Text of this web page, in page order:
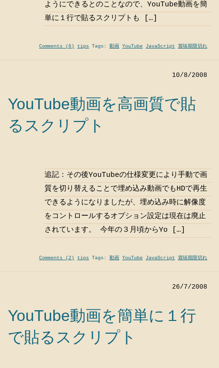
ようにできるとのことなので、YouTube動画を簡
単に１行で貼るスクリプトも […]
Comments (6) tips Tags: 動画 YouTube JavaScript 賞味期限切れ
10/8/2008
YouTube動画を高画質で貼
るスクリプト
追記：その後YouTubeの仕様変更により手動で画
質を切り替えることで埋め込み動画でもHDで再生
できるようになりましたが、埋め込み時に解像度
をコントロールするオプション設定は現在は廃止
されています。 今年の３月頃からYo […]
Comments (2) tips Tags: 動画 YouTube JavaScript 賞味期限切れ
26/7/2008
YouTube動画を簡単に１行
で貼るスクリプト